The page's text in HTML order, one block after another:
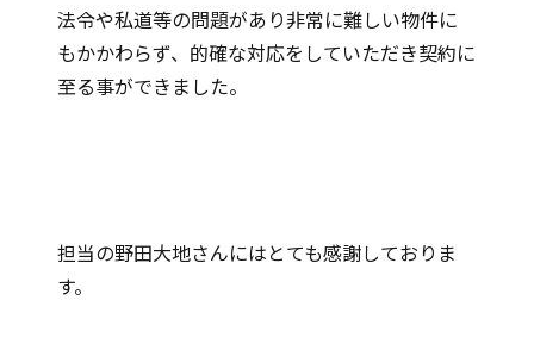
法令や私道等の問題があり非常に難しい物件に
もかかわらず、的確な対応をしていただき契約に
至る事ができました。
担当の野田大地さんにはとても感謝しておりま
す。